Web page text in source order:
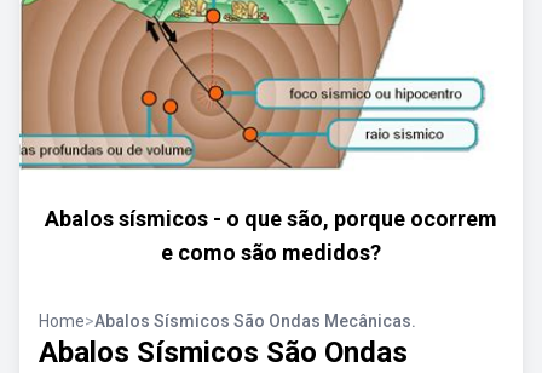
Abalos sísmicos - o que são, porque ocorrem
e como são medidos?
Home>Abalos Sísmicos São Ondas Mecânicas.
Abalos Sísmicos São Ondas